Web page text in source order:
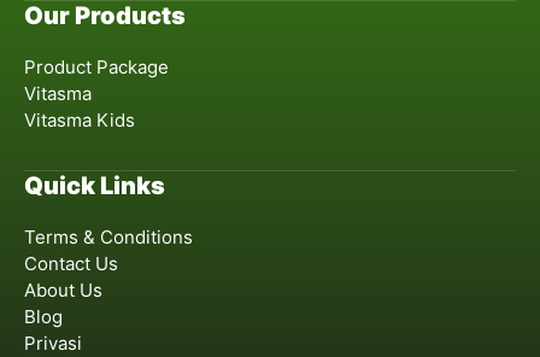
Our Products
Product Package
Vitasma
Vitasma Kids
Quick Links
Terms & Conditions
Contact Us
About Us
Blog
Privasi